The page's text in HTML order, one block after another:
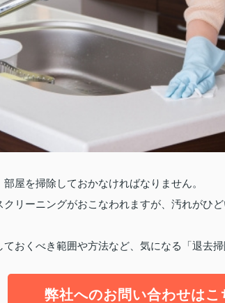
屋を掃除しておかなければなりません。
リーニングがおこなわれますが、汚れがひ
おくべき範囲や方法など、気になる「退去
弊社へのお問い合わせはこ